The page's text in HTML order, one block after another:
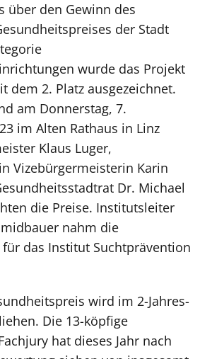
über den Gewinn des
der Stadt
wurde das Projekt
dem 2. Platz ausgezeichnet.
am Donnerstag, 7.
im Alten Rathaus in Linz
Klaus Luger,
Vizebürgermeisterin Karin
Dr. Michael
die Preise. Institutsleiter
nahm die
das Institut Suchtprävention
wird im 2-Jahres-
Die 13-köpfige
hat dieses Jahr nach